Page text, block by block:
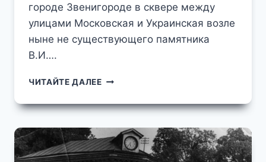
городе Звенигороде в сквере между
улицами Московская и Украинская возле
ныне не существующего памятника
В.И….
ЧИТАЙТЕ ДАЛЕЕПОХОРОНЫ
ЦЕНТРЕ
ТЕЛЕСЕРИАЛА
"ВЕЧНЫЙ
ЗОВ"